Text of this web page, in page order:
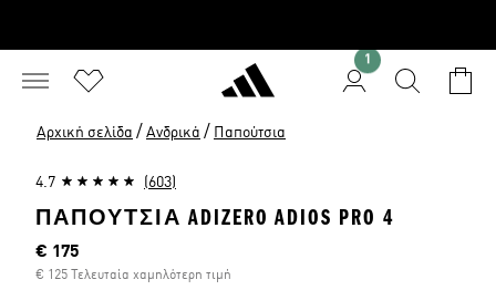
1
Αρχική σελίδα / Ανδρικά / Παπούτσια
4.7 (603)
ΠΑΠΟΎΤΣΙΑ ADIZERO ADIOS PRO 4
Τρέχουσα τιμή
€ 175
€ 125 Τελευταία χαμηλότερη τιμή